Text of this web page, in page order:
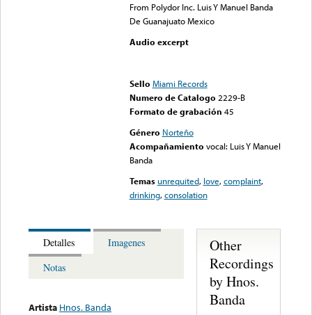
From Polydor Inc. Luis Y Manuel Banda
De Guanajuato Mexico
Audio excerpt
Sello Miami Records
Numero de Catalogo 2229-B
Formato de grabación 45
Género Norteño
Acompañamiento vocal: Luis Y Manuel
Banda
Temas unrequited, love,complaint,
drinking,consolation
Detalles
Imagenes
Notas
Artista Hnos. Banda
Other
Recordings
by Hnos.
Banda